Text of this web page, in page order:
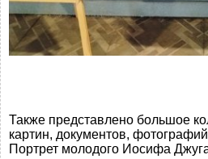
Также представлено большое
картин, документов, фотографий
Портрет молодого Иосифа